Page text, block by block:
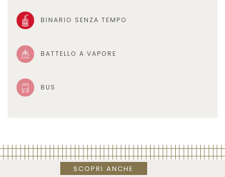
BINARIO SENZA TEMPO
BATTELLO A VAPORE
BUS
SCOPRI ANCHE